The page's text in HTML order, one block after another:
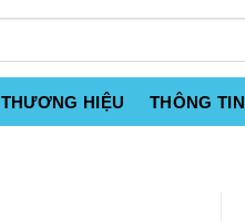
THƯƠNG HIỆU THÔNG TIN